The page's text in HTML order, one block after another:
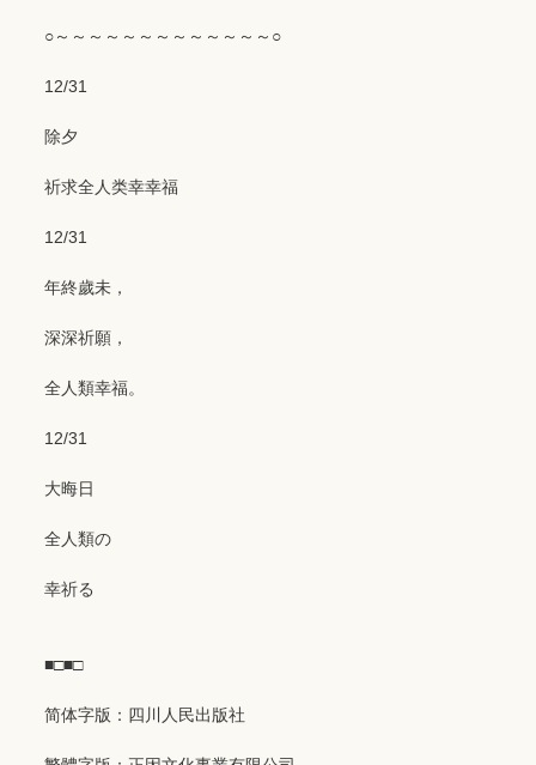
○～～～～～～～～～～～～～○
12/31
除夕
祈求全人类幸幸福
12/31
年終歲未，
深深祈願，
全人類幸福。
12/31
大晦日
全人類の
幸祈る
■□■□
简体字版：四川人民出版社